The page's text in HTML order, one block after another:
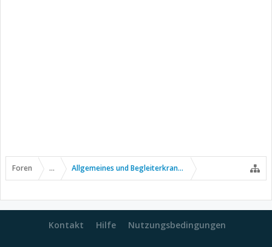
Foren ... Allgemeines und Begleiterkrankungen
Kontakt Hilfe Nutzungsbedingungen